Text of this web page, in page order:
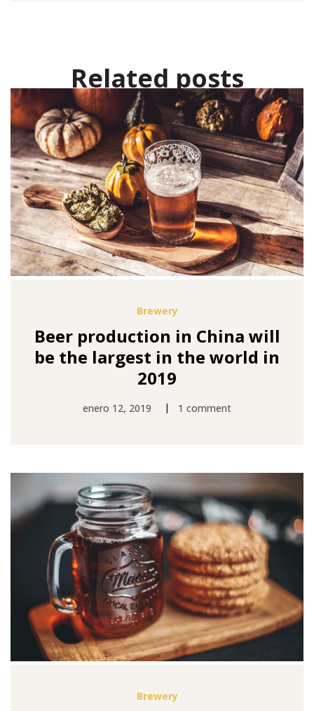
Related posts
Brewery
Beer production in China will
be the largest in the world in
2019
enero 12, 2019 | 1 comment
Brewery